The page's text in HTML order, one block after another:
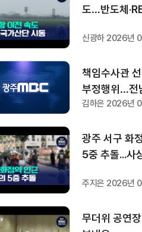
도…반도체
신광하 2026년
책임수사관
부정행위…전
"감찰 착수"
김하은 2026년
광주 서구 화
5중 추돌...사
주지은 2026년
무더위 공연